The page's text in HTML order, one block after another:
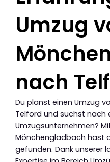
Umzug
nach
Du planst einen Umzug
Telford und suchst nach
Umzugsunternehmen?
Mönchengladbach hast
gefunden. Dank unserer